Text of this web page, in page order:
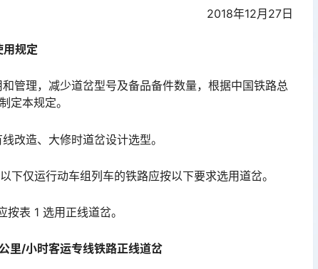
2018年12月27日
用规定
管理，减少道岔型号及备品备件数量，根据中国铁路总
定本规定。󠅅󠅃󠄵󠅂󠄪󠇖󠆨󠆨󠇕󠆞󠆒󠅬󠇘󠆭󠆘󠇙󠆝󠅵󠇗󠆭󠆁󠄐󠇗󠅹󠅸󠇖󠆍󠅳󠇖󠅹󠅰󠇖󠆌󠅹
改造、大修时道岔设计选型。
仅运行动车组列车的铁路应按以下要求选用道岔。
表 1 选用正线道岔。
里/小时客运专线铁路正线道岔